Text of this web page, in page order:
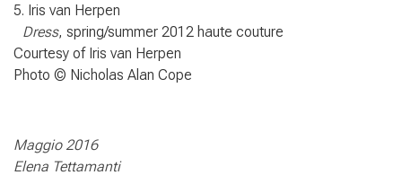
5. Iris van Herpen
Dress, spring/summer 2012 haute couture
Courtesy of Iris van Herpen
Photo © Nicholas Alan Cope
Maggio 2016
Elena Tettamanti